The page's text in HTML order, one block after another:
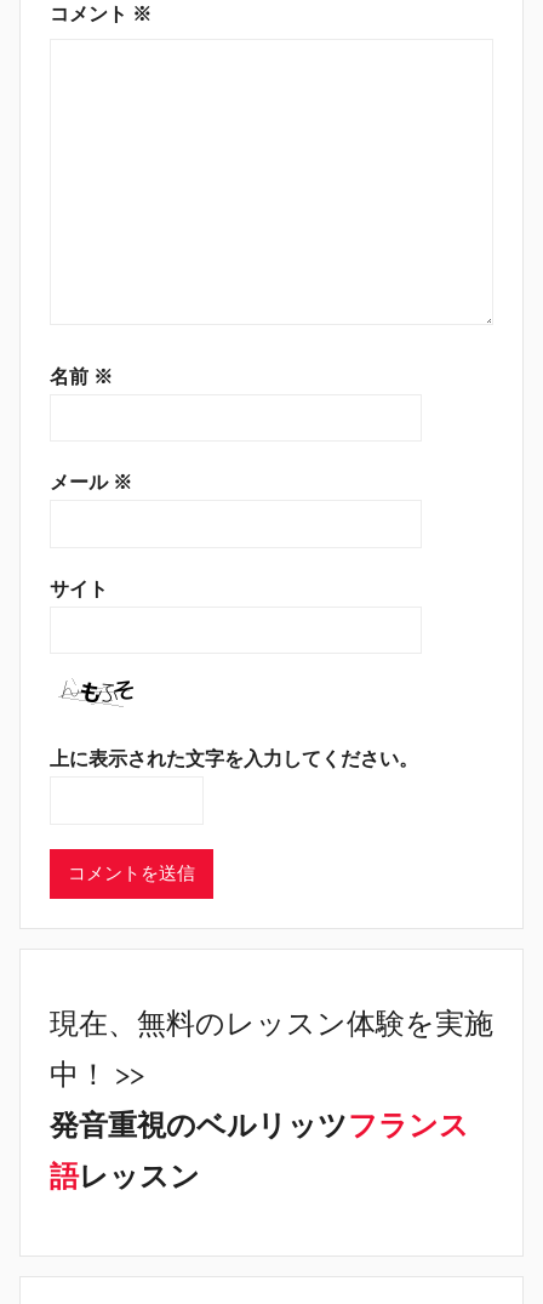
コメント ※
名前 ※
メール ※
サイト
上に表示された文字を入力してください。
現在、無料のレッスン体験を実施
中！ >>
発音重視のベルリッツフランス
語レッスン